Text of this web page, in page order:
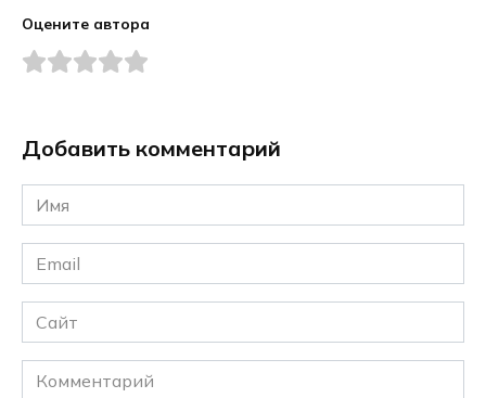
Оцените автора
Добавить комментарий
Имя
*
Email
*
Сайт
Комментарий